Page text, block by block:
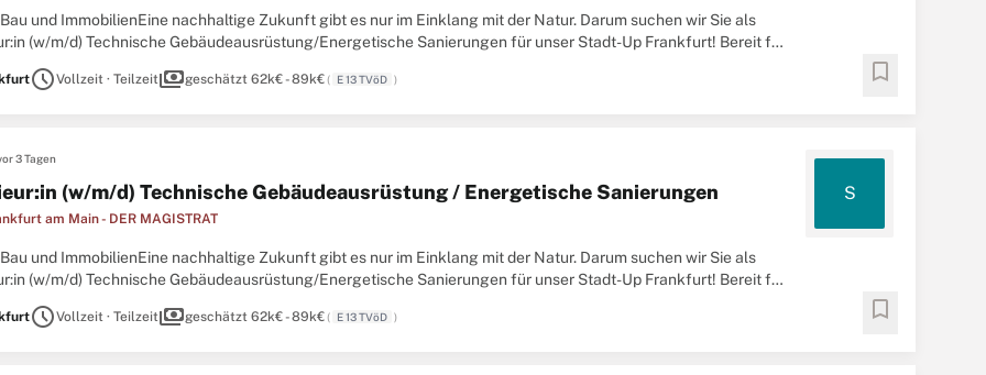
und ImmobilienEine nachhaltige Zukunft gibt es nur im Einklang mit der Natur. Darum suchen wir Sie als
(w/m/d) Technische Gebäudeausrüstung/Energetische Sanierungen für unser Stadt-Up Frankfurt! Bereit für
scheduleVollzeit · Teilzeitpaymentsgeschätzt 62k€ - 89k€( E 13 TVöD ) bookmark
3 Tagen
(w/m/d) Technische Gebäudeausrüstung / Energetische Sanierungen
am Main - DER MAGISTRAT
S
und ImmobilienEine nachhaltige Zukunft gibt es nur im Einklang mit der Natur. Darum suchen wir Sie als
(w/m/d) Technische Gebäudeausrüstung/Energetische Sanierungen für unser Stadt-Up Frankfurt! Bereit für
scheduleVollzeit · Teilzeitpaymentsgeschätzt 62k€ - 89k€( E 13 TVöD ) bookmark